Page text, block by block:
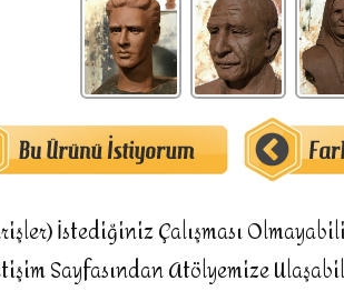
İstediğiniz Çalışması
Sayfasından Atölyemize